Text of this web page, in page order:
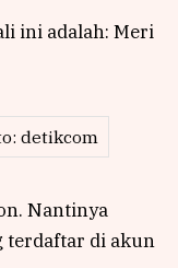
ini adalah: Meri
detikcom
Nantinya
terdaftar di akun